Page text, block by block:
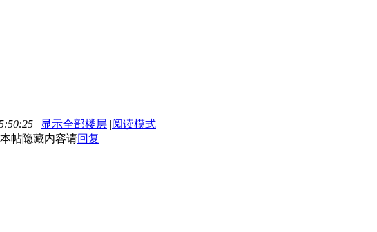
| 显示全部楼层 |阅读模式
帖隐藏内容请回复